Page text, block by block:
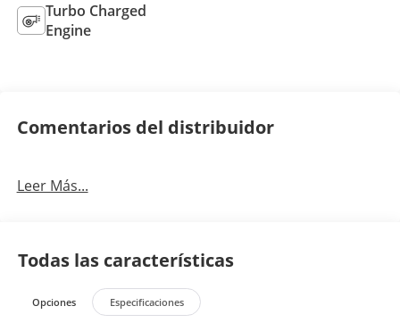
Turbo Charged
Engine
Comentarios del distribuidor
Leer Más...
Todas las características
Opciones Especificaciones